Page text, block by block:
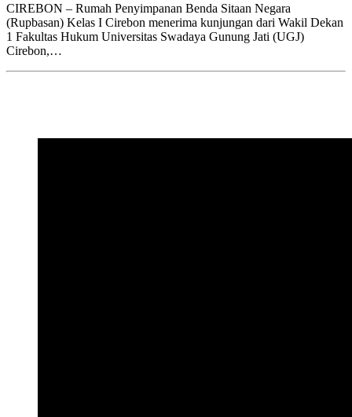
CIREBON – Rumah Penyimpanan Benda Sitaan Negara
(Rupbasan) Kelas I Cirebon menerima kunjungan dari Wakil Dekan
1 Fakultas Hukum Universitas Swadaya Gunung Jati (UGJ)
Cirebon,…